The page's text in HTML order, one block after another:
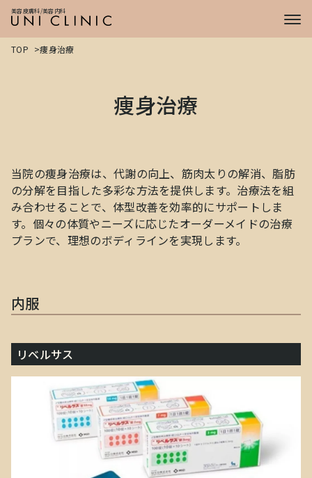
美容皮膚科/美容内科
症例
CASE
プライス
PRICE
TOP 痩身治療
痩身治療
当院の痩身治療は、代謝の向上、筋肉太りの解消、脂肪
の分解を目指した多彩な方法を提供します。治療法を組
み合わせることで、体型改善を効率的にサポートしま
す。個々の体質やニーズに応じたオーダーメイドの治療
プランで、理想のボディラインを実現します。
内服
リベルサス